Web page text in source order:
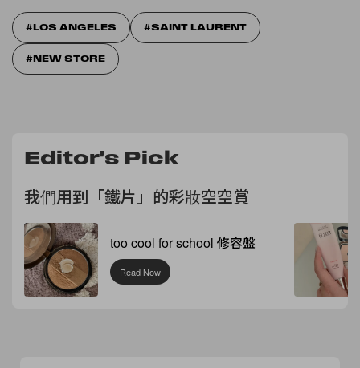
LOS ANGELES SAINT LAURENT
NEW STORE
Editor's Pick
我們用到「鐵片」的彩妝空空賞
too cool for school 修容盤
Read Now